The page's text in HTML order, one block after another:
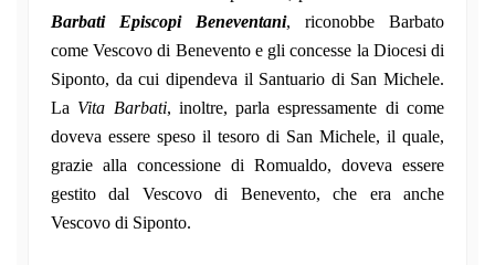
Barbati Episcopi Beneventani, riconobbe Barbato
come Vescovo di Benevento e gli concesse la Diocesi di
Siponto, da cui dipendeva il Santuario di San Michele.
La Vita Barbati, inoltre, parla espressamente di come
doveva essere speso il tesoro di San Michele, il quale,
grazie alla concessione di Romualdo, doveva essere
gestito dal Vescovo di Benevento, che era anche
Vescovo di Siponto.